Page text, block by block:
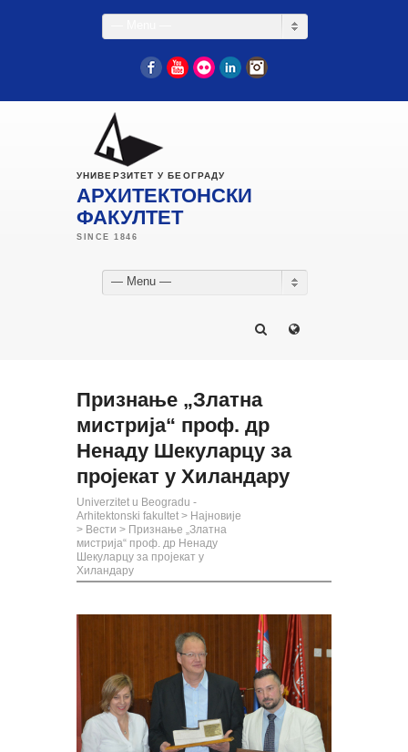
FacebookYouTube
Flickr LinkedIn
УНИВЕРЗИТЕТ У БЕОГРАДУ
АРХИТЕКТОНСКИ
ФАКУЛТЕТ
— Menu —
Признање „Златна
мистрија“ проф. др
Ненаду Шекуларцу за
пројекат у Хиландару
Univerzitet u Beogradu -
Arhitektonski fakultet > Најновије
> Вести > Признање „Златна
мистрија“ проф. др Ненаду
Шекуларцу за пројекат у
Хиландару